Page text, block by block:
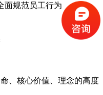
面规范员工行为
、核心价值、理念的高度